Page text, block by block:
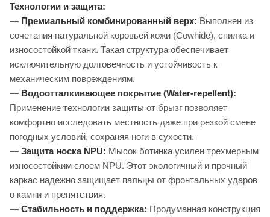
Технологии и защита:
— Премиальный комбинированный верх: Выполнен из
сочетания натуральной коровьей кожи (Cowhide), спилка и
износостойкой ткани. Такая структура обеспечивает
исключительную долговечность и устойчивость к
механическим повреждениям.
— Водоотталкивающее покрытие (Water-repellent):
Применение технологии защиты от брызг позволяет
комфортно исследовать местность даже при резкой смене
погодных условий, сохраняя ноги в сухости.
— Защита носка NPU: Мысок ботинка усилен трехмерным
износостойким слоем NPU. Этот экологичный и прочный
каркас надежно защищает пальцы от фронтальных ударов
о камни и препятствия.
— Стабильность и поддержка: Продуманная конструкция